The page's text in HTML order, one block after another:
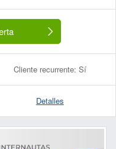
Cliente recurrente: Sí
Detalles